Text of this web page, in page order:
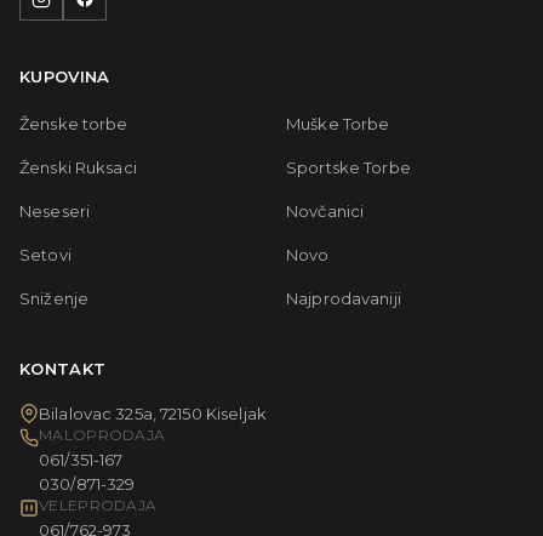
KUPOVINA
Ženske torbe Muške Torbe
Ženski Ruksaci Sportske Torbe
Neseseri Novčanici
Setovi Novo
Sniženje Najprodavaniji
KONTAKT
Bilalovac 325a, 72150 Kiseljak
MALOPRODAJA
061/351-167
030/871-329
VELEPRODAJA
061/762-973